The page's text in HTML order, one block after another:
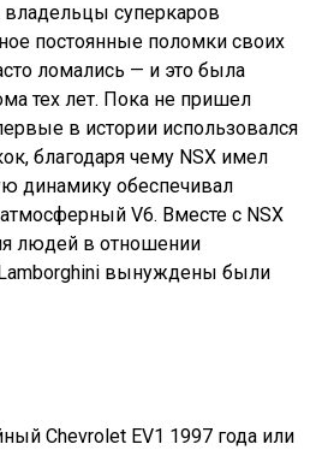
суперкаров
постоянные поломки своих
ломались — и это была
тех лет. Пока не пришел
в истории использовался
благодаря чему NSX имел
динамику обеспечивал
V6. Вместе с NSX
людей в отношении
вынуждены были
Chevrolet EV1 1997 года или